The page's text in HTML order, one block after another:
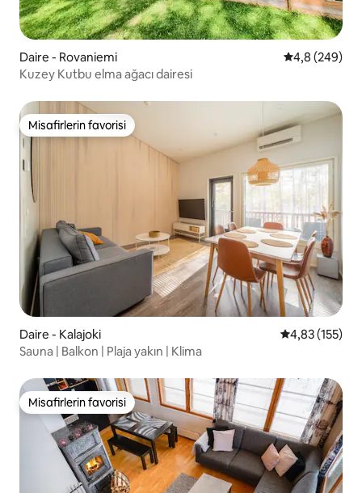
Daire - Rovaniemi 5 üzerinden
4,8 (249)
Kuzey Kutbu elma ağacı dairesi
Misafirlerin favorisi
Misafirlerin favorisi
Daire - Kalajoki 5 üzerinden
4,83 (155)
Sauna | Balkon | Plaja yakın | Klima
Misafirlerin favorisi
Misafirlerin favorisi